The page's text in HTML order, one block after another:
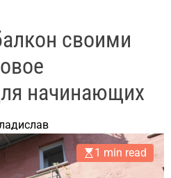
своими
начинающих
1 min read